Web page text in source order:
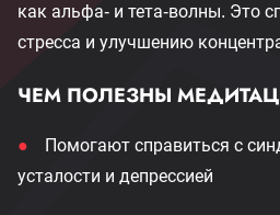
как альфа- и тета-волны. Это
стресса и улучшению
ЧЕМ ПОЛЕЗНЫ
Помогают справиться с
усталости и депрессией